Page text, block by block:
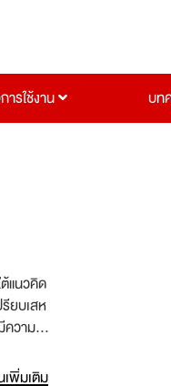
ารใช้งาน บท
ยบเสห
วามสุข
ตัด การ
เพิ่มเติม